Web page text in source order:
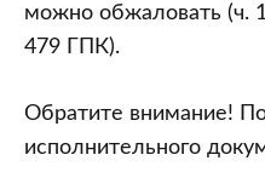
можно обжаловать (ч.
479 ГПК).
Обратите внимание!
исполнительного